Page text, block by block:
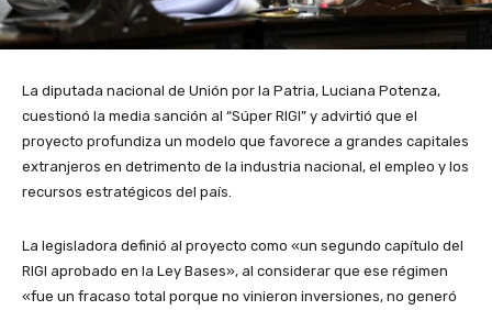
La diputada nacional de Unión por la Patria, Luciana Potenza,
cuestionó la media sanción al “Súper RIGI” y advirtió que el
proyecto profundiza un modelo que favorece a grandes capitales
extranjeros en detrimento de la industria nacional, el empleo y los
recursos estratégicos del país.
La legisladora definió al proyecto como «un segundo capítulo del
RIGI aprobado en la Ley Bases», al considerar que ese régimen
«fue un fracaso total porque no vinieron inversiones, no generó